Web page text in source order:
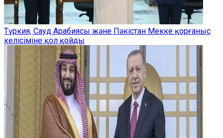
Түркия, Сауд Арабиясы және Пәкістан Мекке қорғаныс
келісіміне қол қойды